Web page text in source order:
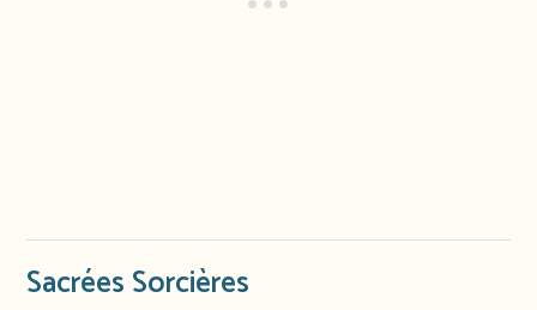
Sacrées Sorcières